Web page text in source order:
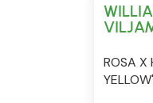
ROSA X
YELLOW'